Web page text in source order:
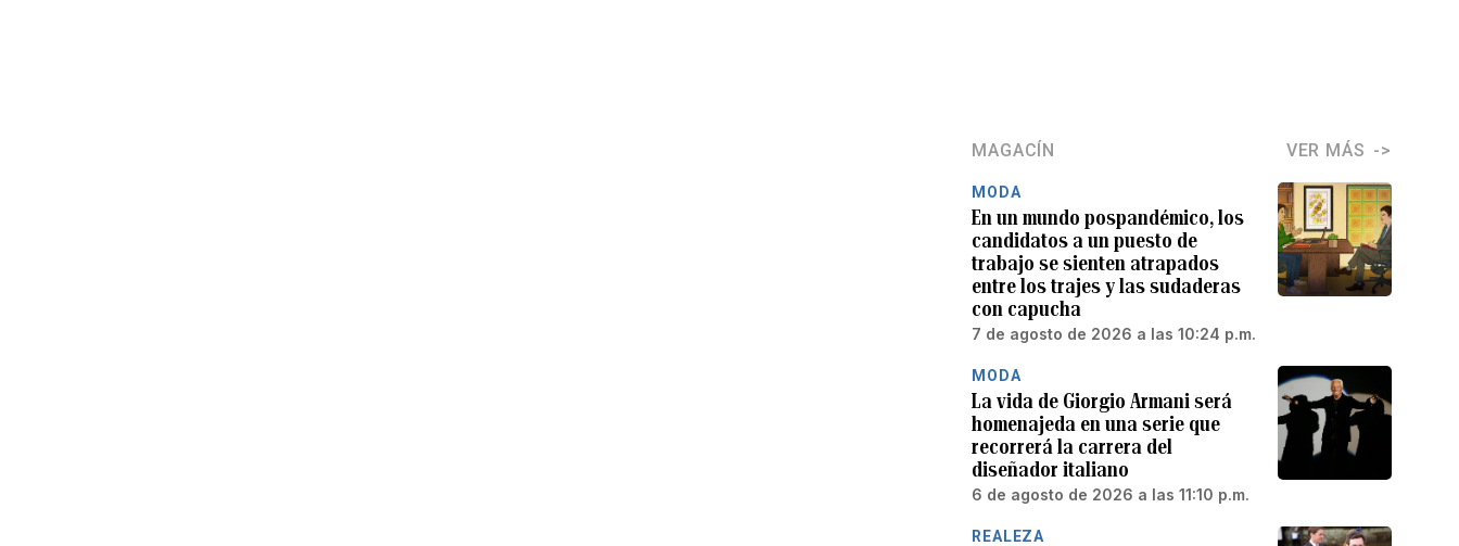
MAGACÍN VER MÁS
MODA
En un mundo pospandémico, los
candidatos a un puesto de
trabajo se sienten atrapados
entre los trajes y las sudaderas
con capucha
7 de agosto de 2026 a las 10:24 p.m.
MODA
La vida de Giorgio Armani será
homenajeda en una serie que
recorrerá la carrera del
diseñador italiano
6 de agosto de 2026 a las 11:10 p.m.
REALEZA